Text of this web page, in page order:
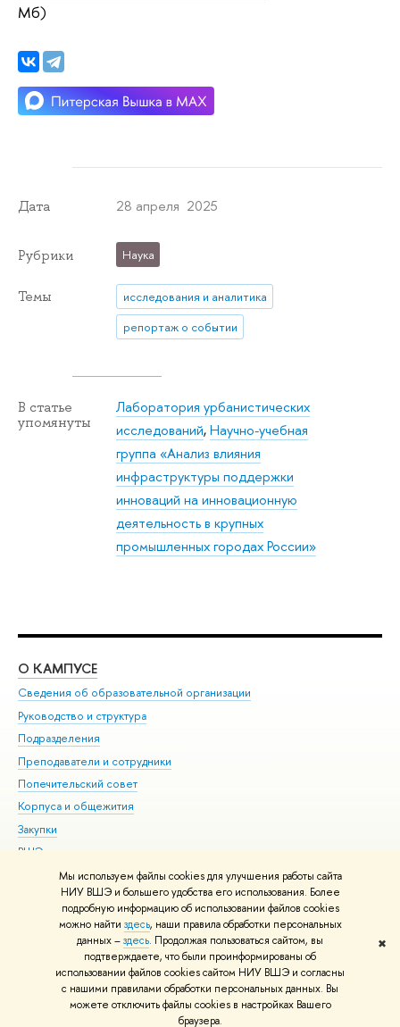
Мы используем файлы cookies для улучшения работы сайта
НИУ ВШЭ и большего удобства его использования. Более
подробную информацию об использовании файлов cookies
можно найти здесь, наши правила обработки персональных
данных –здесь. Продолжая пользоваться сайтом, вы
подтверждаете, что были проинформированы об
использовании файлов cookies сайтом НИУ ВШЭ и согласны
с нашими правилами обработки персональных данных. Вы
можете отключить файлы cookies в настройках Вашего
браузера.
✖
Мб)
Дата 28 апреля 2025
Рубрики Наука
Темы
исследования и аналитика
репортаж о событии
В статье
упомянуты
Лаборатория урбанистических
исследований,Научно-учебная
группа «Анализ влияния
инфраструктуры поддержки
инноваций на инновационную
деятельность в крупных
промышленных городах России»
О КАМПУСЕ
Сведения об образовательной организации
Руководство и структура
Подразделения
Преподаватели и сотрудники
Попечительский совет
Корпуса и общежития
Закупки
ВШЭ для студентов с ограниченными возможностями
здоровья и инвалидностью
Версия для слабовидящих
Единая платежная страница
© НИУ ВШЭ 1993–2026 Адреса и контакты Условия использования
материалов Политика конфиденциальности Карта сайта
Шрифты HSE Sans и HSE Slab разработаны вШколе дизайна НИУ ВШЭ